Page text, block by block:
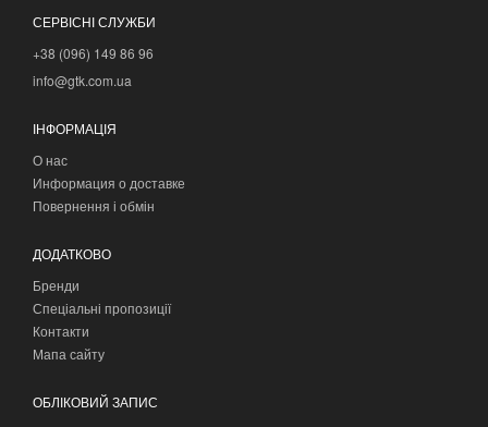
СЕРВІСНІ СЛУЖБИ
+38 (096) 149 86 96
info@gtk.com.ua
ІНФОРМАЦІЯ
О нас
Информация о доставке
Повернення і обмін
ДОДАТКОВО
Бренди
Спеціальні пропозиції
Контакти
Мапа сайту
ОБЛІКОВИЙ ЗАПИС